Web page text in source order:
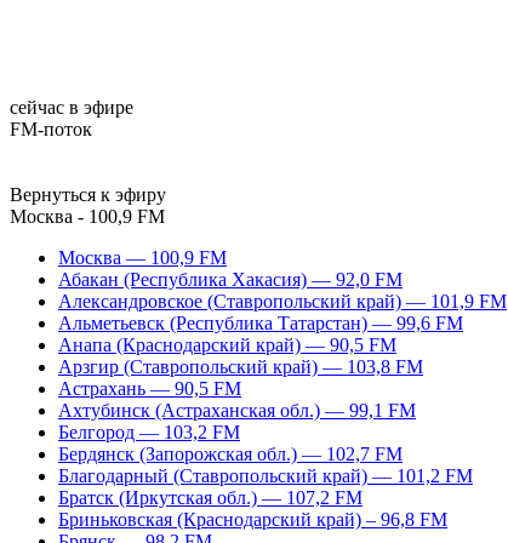
сейчас в эфире
FM-поток
Вернуться к эфиру
Москва - 100,9 FM
Москва — 100,9 FM
Абакан (Республика Хакасия) — 92,0 FM
Александровское (Ставропольский край) — 101,9 FM
Альметьевск (Республика Татарстан) — 99,6 FM
Анапа (Краснодарский край) — 90,5 FM
Арзгир (Ставропольский край) — 103,8 FM
Астрахань — 90,5 FM
Ахтубинск (Астраханская обл.) — 99,1 FM
Белгород — 103,2 FM
Бердянск (Запорожская обл.) — 102,7 FM
Благодарный (Ставропольский край) — 101,2 FM
Братск (Иркутская обл.) — 107,2 FM
Бриньковская (Краснодарский край) – 96,8 FM